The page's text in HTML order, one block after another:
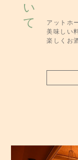
アットホ
美味しい
楽しくお